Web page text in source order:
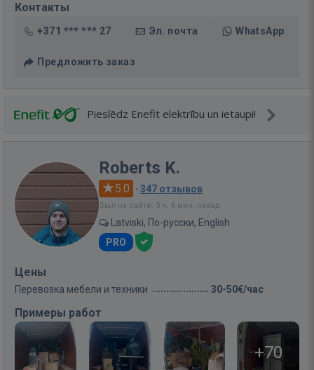
Контакты
+371 *** *** 27 Эл. почта WhatsApp
Предложить заказ
Pieslēdz Enefit elektrību un ietaupi!
Roberts K.
5.0 · 347 отзывов
Был на сайте: 3 ч. 6 мин. назад
Latviski, По-русски, English
PRO
Цены
Перевозка мебели и техники 30-50€/час
Примеры работ
+70